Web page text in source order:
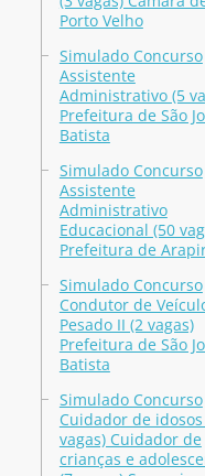
Porto Velho
Simulado Concurso
Assistente
Administrativo (5
Prefeitura de São
Batista
Simulado Concurso
Assistente
Administrativo
Educacional (50
Prefeitura de
Simulado Concurso
Condutor de
Pesado II (2 vagas)
Prefeitura de São
Batista
Simulado Concurso
Cuidador de idosos
vagas) Cuidador de
crianças e